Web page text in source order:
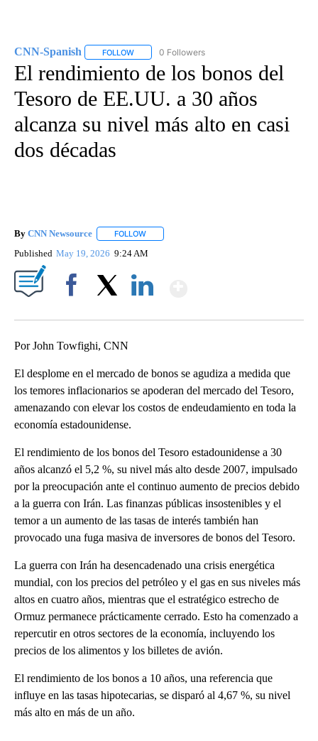
CNN-Spanish FOLLOW FOLLOW "CNN-SPANISH" TO RECEIVE
0 Followers
El rendimiento de los bonos del
Tesoro de EE.UU. a 30 años
alcanza su nivel más alto en casi
dos décadas
By CNN Newsource FOLLOW
Published May 19, 2026 9:24 AM
Por John Towfighi, CNN
El desplome en el mercado de bonos se agudiza a medida que
los temores inflacionarios se apoderan del mercado del Tesoro,
amenazando con elevar los costos de endeudamiento en toda la
economía estadounidense.
El rendimiento de los bonos del Tesoro estadounidense a 30
años alcanzó el 5,2 %, su nivel más alto desde 2007, impulsado
por la preocupación ante el continuo aumento de precios debido
a la guerra con Irán. Las finanzas públicas insostenibles y el
temor a un aumento de las tasas de interés también han
provocado una fuga masiva de inversores de bonos del Tesoro.
La guerra con Irán ha desencadenado una crisis energética
mundial, con los precios del petróleo y el gas en sus niveles más
altos en cuatro años, mientras que el estratégico estrecho de
Ormuz permanece prácticamente cerrado. Esto ha comenzado a
repercutir en otros sectores de la economía, incluyendo los
precios de los alimentos y los billetes de avión.
El rendimiento de los bonos a 10 años, una referencia que
influye en las tasas hipotecarias, se disparó al 4,67 %, su nivel
más alto en más de un año.